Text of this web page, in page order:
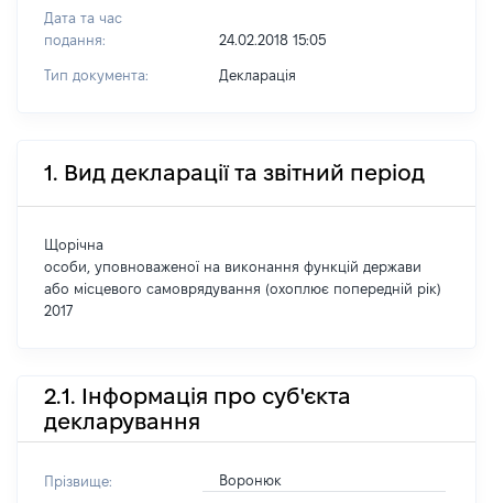
Дата та час
подання:
24.02.2018 15:05
Тип документа: Декларація
1. Вид декларації та звітний період
Щорічна
особи, уповноваженої на виконання функцій держави
або місцевого самоврядування (охоплює попередній рік)
2017
2.1. Інформація про суб'єкта
декларування
Прізвище: Воронюк